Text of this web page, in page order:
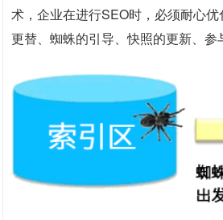
术，企业在进行SEO时，必须耐心
更替、蜘蛛的引导、快照的更新、参